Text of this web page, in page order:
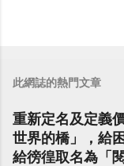
此網誌的熱門文章
重新定名及定義
世界的橋」，給
給徬徨取名為「